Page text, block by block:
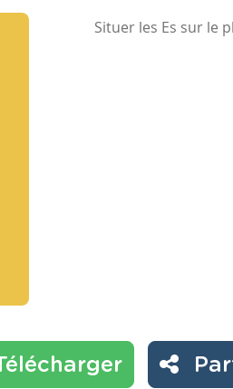
Situer les Es sur le